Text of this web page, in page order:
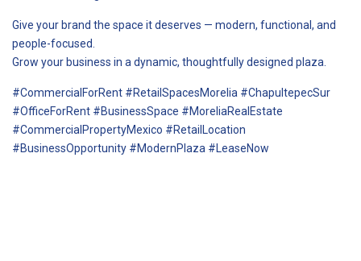
Give your brand the space it deserves — modern, functional, and
people-focused.
Grow your business in a dynamic, thoughtfully designed plaza.
#CommercialForRent #RetailSpacesMorelia #ChapultepecSur
#OfficeForRent #BusinessSpace #MoreliaRealEstate
#CommercialPropertyMexico #RetailLocation
#BusinessOpportunity #ModernPlaza #LeaseNow